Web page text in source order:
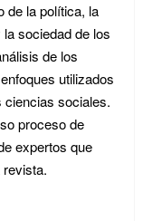
de la política, la
sociedad de los
de los
utilizados
ciencias sociales.
proceso de
expertos que